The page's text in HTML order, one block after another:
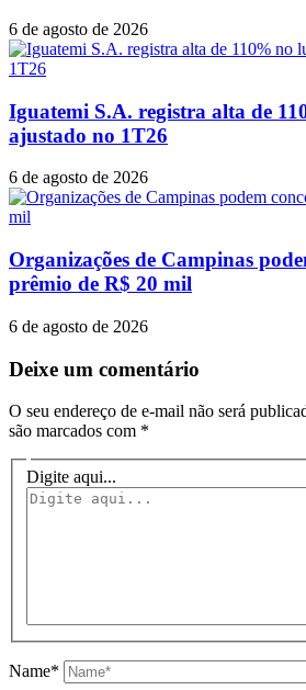
6 de agosto de 2026
Iguatemi S.A. registra alta de
ajustado no 1T26
6 de agosto de 2026
Organizações de Campinas
prêmio de R$ 20 mil
6 de agosto de 2026
Deixe um comentário
O seu endereço de e-mail não será
são marcados com *
Digite aqui...
Name*